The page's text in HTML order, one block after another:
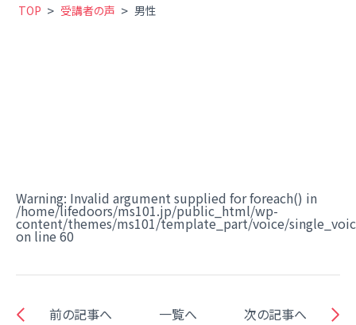
TOP > 受講者の声 > 男性
Warning: Invalid argument supplied for foreach() in
/home/lifedoors/ms101.jp/public_html/wp-
content/themes/ms101/template_part/voice/
on line 60
前の記事へ 一覧へ 次の記事へ